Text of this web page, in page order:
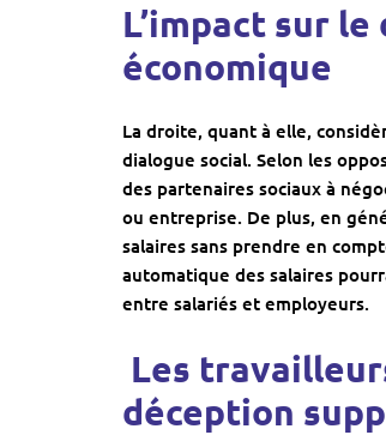
L’impact sur
économique
La droite, quant à elle,
dialogue social. Selon les
des partenaires sociaux à
ou entreprise. De plus, en
salaires sans prendre en
automatique des salaires
entre salariés et employeurs.
Les
déception